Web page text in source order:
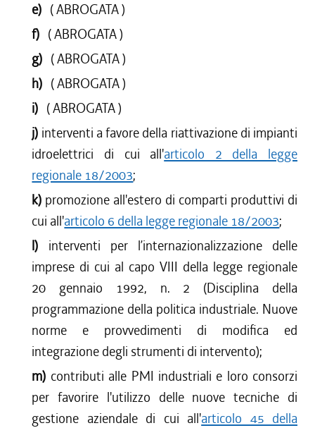
e) ( ABROGATA )
f) ( ABROGATA )
g) ( ABROGATA )
h) ( ABROGATA )
i) ( ABROGATA )
j) interventi a favore della riattivazione di impianti
idroelettrici di cui all'articolo 2 della legge
regionale 18/2003;
k) promozione all'estero di comparti produttivi di
cui all'articolo 6 della legge regionale 18/2003;
l) interventi per l’internazionalizzazione delle
imprese di cui al capo VIII della legge regionale
20 gennaio 1992, n. 2 (Disciplina della
programmazione della politica industriale. Nuove
norme e provvedimenti di modifica ed
integrazione degli strumenti di intervento);
m) contributi alle PMI industriali e loro consorzi
per favorire l'utilizzo delle nuove tecniche di
gestione aziendale di cui all'articolo 45 della